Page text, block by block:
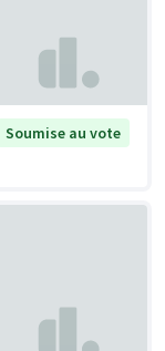
Soumise au vote